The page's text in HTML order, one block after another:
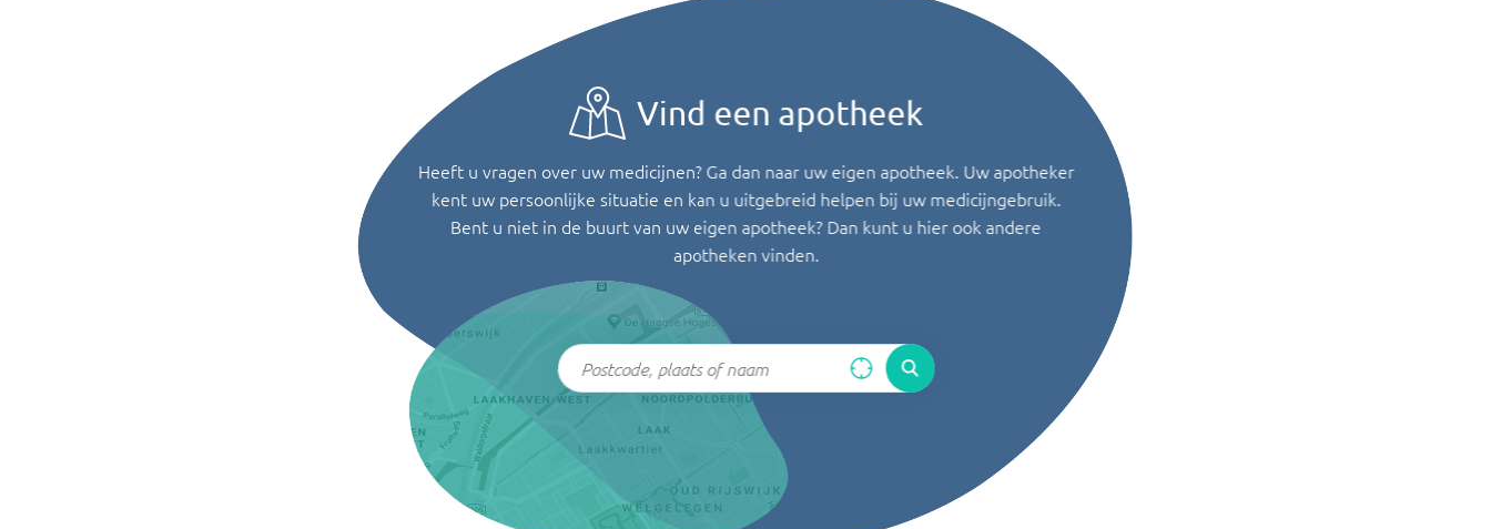
Vind een apotheek
Heeft u vragen over uw medicijnen? Ga dan naar uw eigen apotheek. Uw apotheker
kent uw persoonlijke situatie en kan u uitgebreid helpen bij uw medicijngebruik.
Bent u niet in de buurt van uw eigen apotheek? Dan kunt u hier ook andere
apotheken vinden.